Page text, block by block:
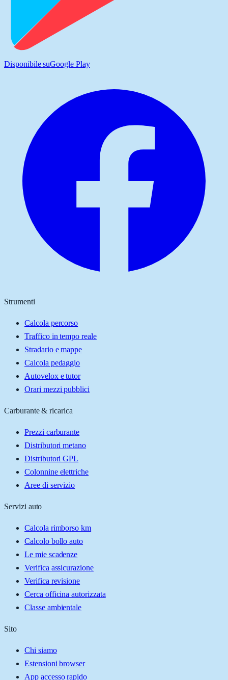
Disponibile suGoogle Play
Strumenti
Calcola percorso
Traffico in tempo reale
Stradario e mappe
Calcola pedaggio
Autovelox e tutor
Orari mezzi pubblici
Carburante & ricarica
Prezzi carburante
Distributori metano
Distributori GPL
Colonnine elettriche
Aree di servizio
Servizi auto
Calcola rimborso km
Calcolo bollo auto
Le mie scadenze
Verifica assicurazione
Verifica revisione
Cerca officina autorizzata
Classe ambientale
Sito
Chi siamo
Estensioni browser
App accesso rapido